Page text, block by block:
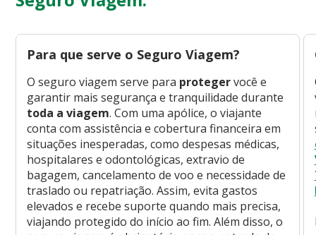
Para que serve o Seguro Viagem?
O seguro viagem serve para protegervocê e
garantir mais segurança e tranquilidade durante
toda a viagem. Com uma apólice, o viajante
conta com assistência e cobertura financeira em
situações inesperadas, como despesas médicas,
hospitalares e odontológicas, extravio de
bagagem, cancelamento de voo e necessidade de
traslado ou repatriação. Assim, evita gastos
elevados e recebe suporte quando mais precisa,
viajando protegido do início ao fim. Além disso, o